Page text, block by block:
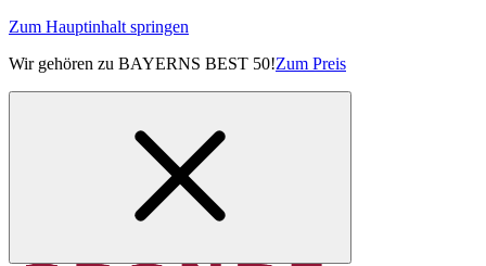
Zum Hauptinhalt springen
Wir gehören zu BAYERNS BEST 50!Zum Preis